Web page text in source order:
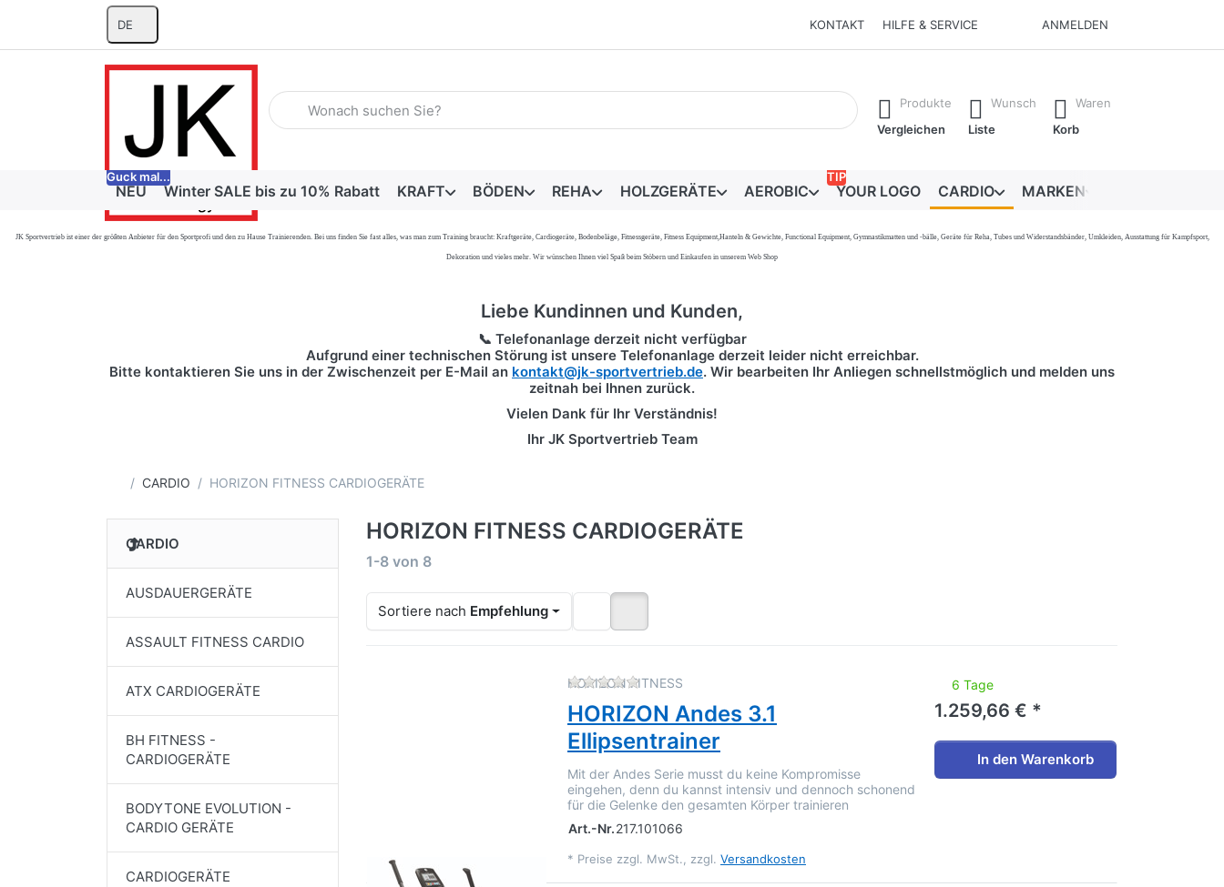
DE KONTAKT HILFE & SERVICE ANMELDEN
Geben Sie einen Suchbegriff ein. Während Sie tippen, erscheinen automatisch erste Ergebnisse. Drücken Sie die Eingabetaste, um alle Ergebnisse
Produkte
Vergleichen
Wunsch
Liste
Waren
Korb
NEU
Guck mal...
Winter SALE bis zu 10% Rabatt KRAFT BÖDEN REHA HOLZGERÄTE AEROBIC YOUR LOGO
TIP
CARDIO MARKEN
JK Sportvertrieb ist einer der größten Anbieter für den Sportprofi und den zu Hause Trainierenden. Bei uns finden Sie fast alles, was man zum Training braucht: Kraftgeräte, Cardiogeräte, Bodenbeläge, Fitnessgeräte, Fitness Equipment,Hanteln & Gewichte, Functional Equipment, Gymnastikmatten und -bälle, Geräte für Reha, Tubes und Widerstandsbänder, Umkleiden, Ausstattung für Kampfsport,
Dekoration und vieles mehr. Wir wünschen Ihnen viel Spaß beim Stöbern und Einkaufen in unserem Web Shop
Liebe Kundinnen und Kunden,
📞 Telefonanlage derzeit nicht verfügbar
Aufgrund einer technischen Störung ist unsere Telefonanlage derzeit leider nicht erreichbar.
Bitte kontaktieren Sie uns in der Zwischenzeit per E-Mail an kontakt@jk-sportvertrieb.de. Wir bearbeiten Ihr Anliegen schnellstmöglich und melden uns
zeitnah bei Ihnen zurück.
Vielen Dank für Ihr Verständnis!
Ihr JK Sportvertrieb Team
Startseite
CARDIO HORIZON FITNESS CARDIOGERÄTE
CARDIO
AUSDAUERGERÄTE
ASSAULT FITNESS CARDIO
ATX CARDIOGERÄTE
BH FITNESS -
CARDIOGERÄTE
BODYTONE EVOLUTION -
CARDIO GERÄTE
CARDIOGERÄTE
HORIZON FITNESS CARDIOGERÄTE
Suchergebnisse:
1-8 von 8
Sortiere nach Empfehlung
HORIZON FITNESSZu diesem Produkt liegen noch keine Bewertungen vor.
HORIZON Andes 3.1
Ellipsentrainer
Mit der Andes Serie musst du keine Kompromisse
eingehen, denn du kannst intensiv und dennoch schonend
für die Gelenke den gesamten Körper trainieren
Art.-Nr.217.101066
* Preise zzgl. MwSt., zzgl. Versandkosten
6 Tage
1.259,66 € *
In den Warenkorb